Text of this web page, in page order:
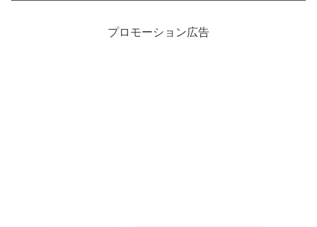
プロモーション広告